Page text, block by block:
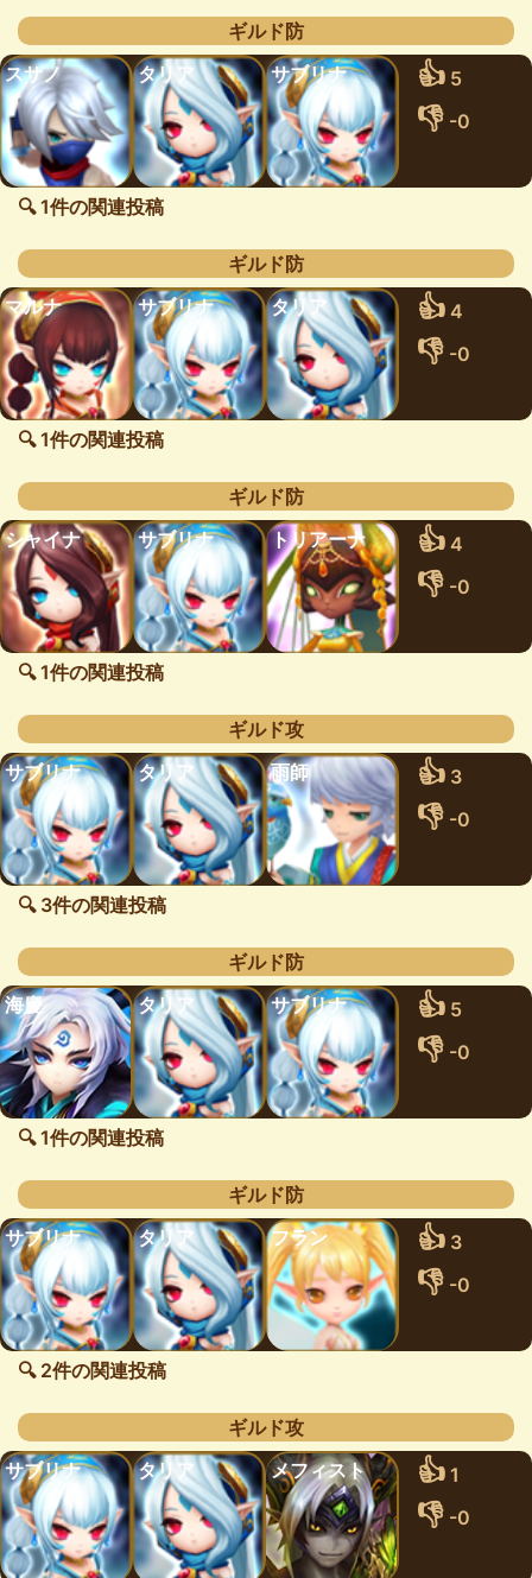
ギルド防
スサノ
タリア サブリナ 👍 5
👎 -0
🔍 1件の関連投稿
ギルド防
マルナ
サブリナ タリア 👍 4
👎 -0
🔍 1件の関連投稿
ギルド防
シャイナ
サブリナ トリアーナ 👍 4
👎 -0
🔍 1件の関連投稿
ギルド攻
サブリナ
タリア 雨師 👍 3
👎 -0
🔍 3件の関連投稿
ギルド防
海慶
タリア サブリナ 👍 5
👎 -0
🔍 1件の関連投稿
ギルド防
サブリナ
タリア フラン 👍 3
👎 -0
🔍 2件の関連投稿
ギルド攻
サブリナ
タリア メフィスト 👍 1
👎 -0